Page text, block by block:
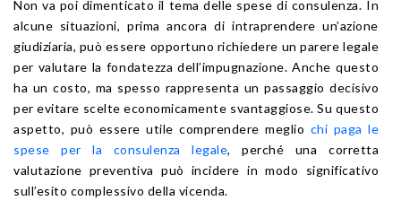
Non va poi dimenticato il tema delle spese di consulenza. In
alcune situazioni, prima ancora di intraprendere un’azione
giudiziaria, può essere opportuno richiedere un parere legale
per valutare la fondatezza dell’impugnazione. Anche questo
ha un costo, ma spesso rappresenta un passaggio decisivo
per evitare scelte economicamente svantaggiose. Su questo
aspetto, può essere utile comprendere meglio chi paga le
spese per la consulenza legale, perché una corretta
valutazione preventiva può incidere in modo significativo
sull’esito complessivo della vicenda.